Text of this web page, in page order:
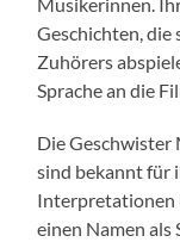
Musikerinnen.
Geschichten, die
Zuhörers
Sprache an die
Die
sind bekannt für
Interpretationen
einen Namen